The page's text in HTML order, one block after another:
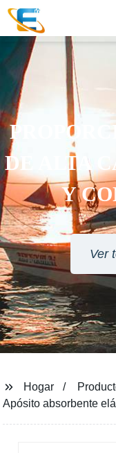
DE ALTA
Y
Ver
Hogar
Apósito absorbente